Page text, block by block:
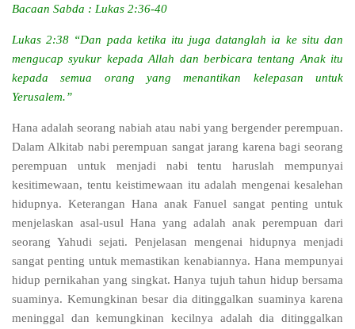
Bacaan Sabda : Lukas 2:36-40
Lukas 2:38 “Dan pada ketika itu juga datanglah ia ke situ dan
mengucap syukur kepada Allah dan berbicara tentang Anak itu
kepada semua orang yang menantikan kelepasan untuk
Yerusalem.”
Hana adalah seorang nabiah atau nabi yang bergender perempuan.
Dalam Alkitab nabi perempuan sangat jarang karena bagi seorang
perempuan untuk menjadi nabi tentu haruslah mempunyai
kesitimewaan, tentu keistimewaan itu adalah mengenai kesalehan
hidupnya. Keterangan Hana anak Fanuel sangat penting untuk
menjelaskan asal-usul Hana yang adalah anak perempuan dari
seorang Yahudi sejati. Penjelasan mengenai hidupnya menjadi
sangat penting untuk memastikan kenabiannya. Hana mempunyai
hidup pernikahan yang singkat. Hanya tujuh tahun hidup bersama
suaminya. Kemungkinan besar dia ditinggalkan suaminya karena
meninggal dan kemungkinan kecilnya adalah dia ditinggalkan